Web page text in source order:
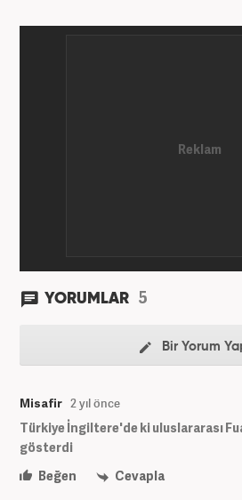
YORUMLAR 5
Bir Yorum
Misafir 2 yıl önce
Türkiye İngiltere'de ki uluslararası
gösterdi
Beğen
Cevapla